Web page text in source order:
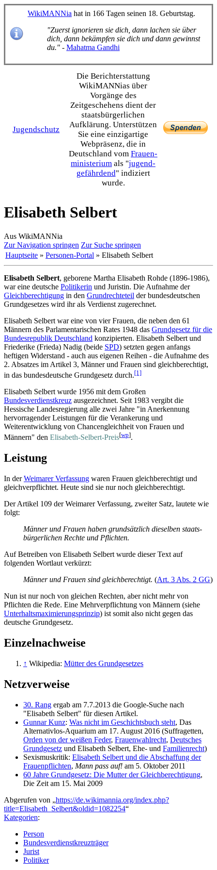
WikiMANNia hat in 166 Tagen seinen 18. Geburtstag.
"Zuerst ignorieren sie dich, dann lachen sie über
dich, dann bekämpfen sie dich und dann gewinnst
du." - Mahatma Gandhi
Jugendschutz
Die Bericht­erstattung
WikiMANNias über
Vorgänge des
Zeitgeschehens dient der
staats­bürgerlichen
Aufklärung. Unterstützen
Sie eine einzig­artige
Webpräsenz, die in
Deutschland vom Frauen­
ministerium als "jugend­
gefährdend" indiziert
wurde.
Elisabeth Selbert
Aus WikiMANNia
Zur Navigation springen Zur Suche springen
Hauptseite » Personen-Portal » Elisabeth Selbert
Elisabeth Selbert, geborene Martha Elisabeth Rohde (1896-1986),
war eine deutsche Politikerin und Juristin. Die Aufnahme der
Gleichberechtigung in den Grundrechteteil der bundes­deutschen
Grundgesetzes wird ihr als Verdienst zugerechnet.
Elisabeth Selbert war eine von vier Frauen, die neben den 61
Männern des Parlamentarischen Rates 1948 das Grundgesetz für die
Bundesrepublik Deutschland konzipierten. Elisabeth Selbert und
Friederike (Frieda) Nadig (beide SPD) setzten gegen anfangs
heftigen Widerstand - auch aus eigenen Reihen - die Aufnahme des
2. Absatzes im Artikel 3, Männer und Frauen sind gleichberechtigt,
in das bundesdeutsche Grundgesetz durch.[1]
Elisabeth Selbert wurde 1956 mit dem Großen
Bundesverdienstkreuz ausgezeichnet. Seit 1983 vergibt die
Hessische Landesregierung alle zwei Jahre "in Anerkennung
hervorragender Leistungen für die Verankerung und
Weiterentwicklung von Chancengleichheit von Frauen und
Männern" den Elisabeth-Selbert-Preis[wp].
Leistung
In derWeimarer Verfassung waren Frauen gleichberechtigt und
gleichverpflichtet. Heute sind sie nur noch gleichberechtigt.
Der Artikel 109 der Weimarer Verfassung, zweiter Satz, lautete wie
folgt:
Männer und Frauen haben grundsätzlich dieselben staats­
bürgerlichen Rechte und Pflichten.
Auf Betreiben von Elisabeth Selbert wurde dieser Text auf
folgenden Wortlaut verkürzt:
Männer und Frauen sind gleichberechtigt. (Art. 3 Abs. 2 GG)
Nun ist nur noch von gleichen Rechten, aber nicht mehr von
Pflichten die Rede. Eine Mehr­verpflichtung von Männern (siehe
Unterhaltsmaximierungsprinzip) ist somit also nicht gegen das
deutsche Grundgesetz.
Einzelnachweise
↑ Wikipedia: Mütter des Grundgesetzes
Netzverweise
30. Rang ergab am 7.7.2013 die Google-Suche nach
"Elisabeth Selbert" für diesen Artikel.
Gunnar Kunz: Was nicht im Geschichtsbuch steht, Das
Alternativlos-Aquarium am 17. August 2016 (Suffragetten,
Orden von der weißen Feder, Frauenwahlrecht, Deutsches
Grundgesetz und Elisabeth Selbert, Ehe- und Familienrecht)
Sexismuskritik: Elisabeth Selbert und die Abschaffung der
Frauenpflichten, Mann pass auf! am 5. Oktober 2011
60 Jahre Grundgesetz: Die Mutter der Gleichberechtigung,
Die Zeit am 15. Mai 2009
Abgerufen von „https://de.wikimannia.org/index.php?
title=Elisabeth_Selbert&oldid=1082254“
Kategorien:
Person
Bundesverdienstkreuzträger
Jurist
Politiker